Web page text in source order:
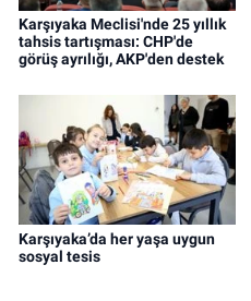
Karşıyaka Meclisi'nde 25 yıllık
tahsis tartışması: CHP'de
görüş ayrılığı, AKP'den destek
Karşıyaka’da her yaşa uygun
sosyal tesis